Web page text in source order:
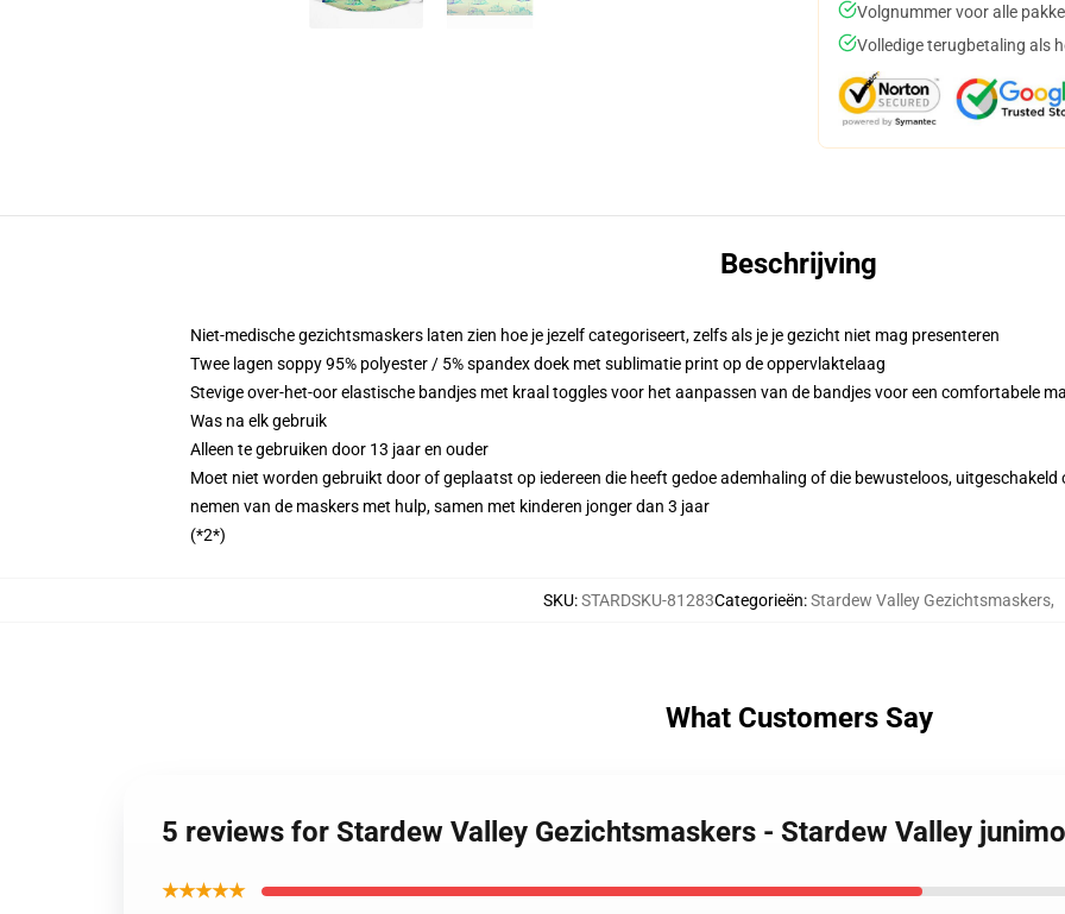
Volgnummer voor alle
Volledige terugbetaling als
Beschrijving
Niet-medische gezichtsmaskers laten zien hoe je jezelf categoriseert, zelfs als je je gezicht niet mag presenteren
Twee lagen soppy 95% polyester / 5% spandex doek met sublimatie print op de oppervlaktelaag
Stevige over-het-oor elastische bandjes met kraal toggles voor het aanpassen van de bandjes voor een comfortabele
Was na elk gebruik
Alleen te gebruiken door 13 jaar en ouder
Moet niet worden gebruikt door of geplaatst op iedereen die heeft gedoe ademhaling of die bewusteloos,
nemen van de maskers met hulp, samen met kinderen jonger dan 3 jaar
(*2*)
SKU:STARDSKU-81283Categorieën:Stardew Valley Gezichtsmaskers,
What Customers Say
5 reviews for Stardew Valley Gezichtsmaskers - Stardew Valley
★★★★★